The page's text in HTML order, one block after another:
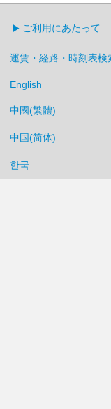
ご利用にあたって
運賃・経路・時刻表検
English
中國(繁體)
中国(简体)
한국